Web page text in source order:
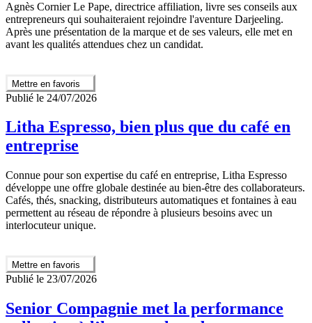
Agnès Cornier Le Pape, directrice affiliation, livre ses conseils aux
entrepreneurs qui souhaiteraient rejoindre l'aventure Darjeeling.
Après une présentation de la marque et de ses valeurs, elle met en
avant les qualités attendues chez un candidat.
Mettre en favoris
Publié le 24/07/2026
Litha Espresso, bien plus que du café en
entreprise
Connue pour son expertise du café en entreprise, Litha Espresso
développe une offre globale destinée au bien-être des collaborateurs.
Cafés, thés, snacking, distributeurs automatiques et fontaines à eau
permettent au réseau de répondre à plusieurs besoins avec un
interlocuteur unique.
Mettre en favoris
Publié le 23/07/2026
Senior Compagnie met la performance